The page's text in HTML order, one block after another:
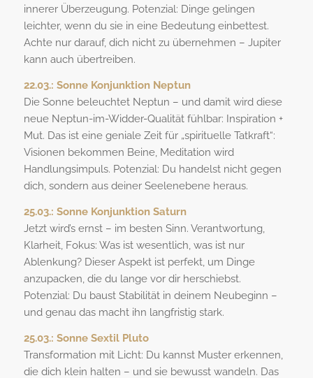
innerer Überzeugung. Potenzial: Dinge gelingen
leichter, wenn du sie in eine Bedeutung einbettest.
Achte nur darauf, dich nicht zu übernehmen – Jupiter
kann auch übertreiben.
22.03.: Sonne Konjunktion Neptun
Die Sonne beleuchtet Neptun – und damit wird diese
neue Neptun-im-Widder-Qualität fühlbar: Inspiration +
Mut. Das ist eine geniale Zeit für „spirituelle Tatkraft“:
Visionen bekommen Beine, Meditation wird
Handlungsimpuls. Potenzial: Du handelst nicht gegen
dich, sondern aus deiner Seelenebene heraus.
25.03.: Sonne Konjunktion Saturn
Jetzt wird’s ernst – im besten Sinn. Verantwortung,
Klarheit, Fokus: Was ist wesentlich, was ist nur
Ablenkung? Dieser Aspekt ist perfekt, um Dinge
anzupacken, die du lange vor dir herschiebst.
Potenzial: Du baust Stabilität in deinem Neubeginn –
und genau das macht ihn langfristig stark.
25.03.: Sonne Sextil Pluto
Transformation mit Licht: Du kannst Muster erkennen,
die dich klein halten – und sie bewusst wandeln. Das